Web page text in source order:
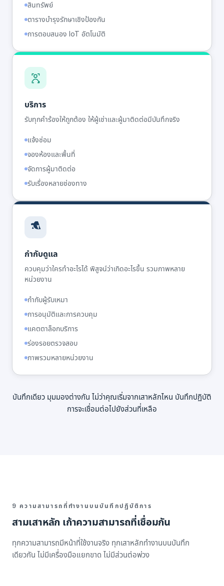
สินทรัพย์
ตารางบำรุงรักษาเชิงป้องกัน
การตอบสนอง IoT อัตโนมัติ
บริการ
รับทุกคำร้องให้ถูกต้อง ให้ผู้เช่าและผู้มาติดต่อมีบันทึกจริง
แจ้งซ่อม
จองห้องและพื้นที่
จัดการผู้มาติดต่อ
รับเรื่องหลายช่องทาง
กำกับดูแล
ควบคุมว่าใครทำอะไรได้ พิสูจน์ว่าเกิดอะไรขึ้น รวมภาพหลาย
หน่วยงาน
กำกับผู้รับเหมา
การอนุมัติและการควบคุม
แคตตาล็อกบริการ
ร่องรอยตรวจสอบ
ภาพรวมหลายหน่วยงาน
บันทึกเดียว มุมมองต่างกัน ไม่ว่าคุณเริ่มจากเสาหลักไหน บันทึกปฏิบัติ
การจะเชื่อมต่อไปยังส่วนที่เหลือ
9 ความสามารถที่ทำงานบนบันทึกปฏิบัติการ
สามเสาหลัก เก้าความสามารถที่เชื่อมกัน
ทุกความสามารถมีหน้าที่ใช้งานจริง ทุกเสาหลักทำงานบนบันทึก
เดียวกัน ไม่มีเครื่องมือแยกขาด ไม่มีส่วนต่อพ่วง